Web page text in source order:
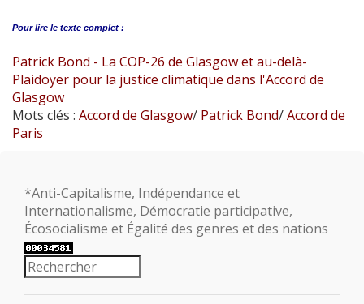
Pour lire le texte complet :
Patrick Bond - La COP-26 de Glasgow et au-delà-
Plaidoyer pour la justice climatique dans l'Accord de
Glasgow
Mots clés : Accord de Glasgow/ Patrick Bond/Accord de
Paris
*Anti-Capitalisme, Indépendance et
Internationalisme, Démocratie participative,
Écosocialisme et Égalité des genres et des nations